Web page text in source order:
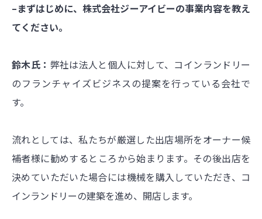
–まずはじめに、株式会社ジーアイビーの事業内容を教え
てください。
鈴木氏： 弊社は法人と個人に対して、コインランドリー
のフランチャイズビジネスの提案を行っている会社で
す。
流れとしては、私たちが厳選した出店場所をオーナー候
補者様に勧めするところから始まります。その後出店を
決めていただいた場合には機械を購入していただき、コ
インランドリーの建築を進め、開店します。